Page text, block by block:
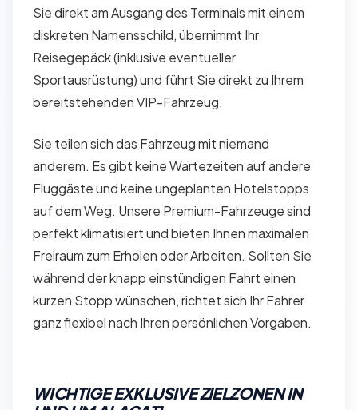
Sie direkt am Ausgang des Terminals mit einem
diskreten Namensschild, übernimmt Ihr
Reisegepäck (inklusive eventueller
Sportausrüstung) und führt Sie direkt zu Ihrem
bereitstehenden VIP-Fahrzeug.
Sie teilen sich das Fahrzeug mit niemand
anderem. Es gibt keine Wartezeiten auf andere
Fluggäste und keine ungeplanten Hotelstopps
auf dem Weg. Unsere Premium-Fahrzeuge sind
perfekt klimatisiert und bieten Ihnen maximalen
Freiraum zum Erholen oder Arbeiten. Sollten Sie
während der knapp einstündigen Fahrt einen
kurzen Stopp wünschen, richtet sich Ihr Fahrer
ganz flexibel nach Ihren persönlichen Vorgaben.
WICHTIGE EXKLUSIVE ZIELZONEN IN